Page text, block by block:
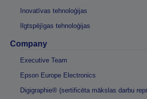
Inovatīvas tehnoloģijas
Ilgtspējīgas tehnoloģijas
Company
Executive Team
Epson Europe Electronics
Digigraphie® (sertificēta mākslas darbu